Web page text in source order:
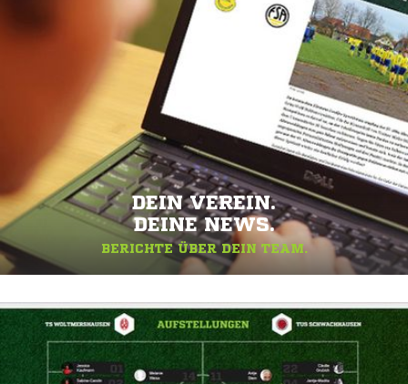
DEIN VEREIN.
DEINE NEWS.
BERICHTE ÜBER DEIN TEAM.